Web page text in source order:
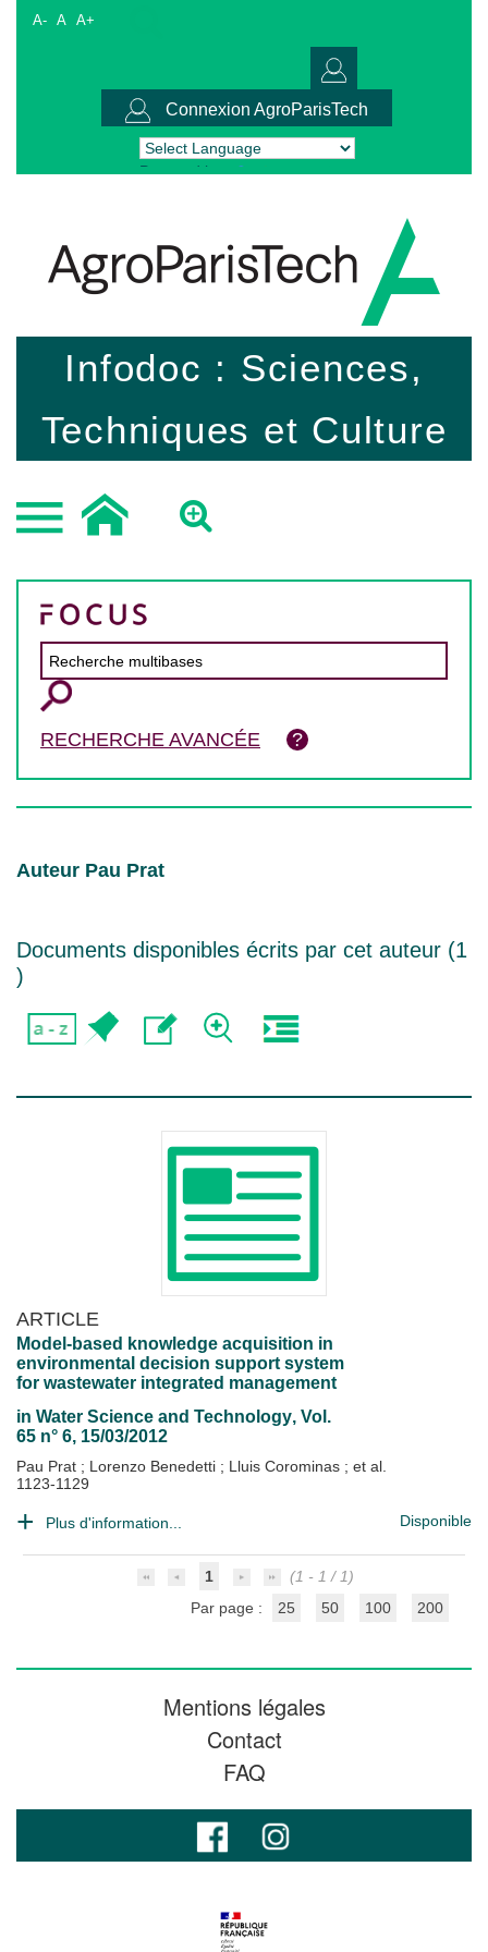
A- A A+
Connexion AgroParisTech
Powered by Translate
Infodoc : Sciences,
Techniques et Culture
RECHERCHE AVANCÉE
Auteur Pau Prat
Documents disponibles écrits par cet auteur (1
)
ARTICLE
Model-based knowledge acquisition in
environmental decision support system
for wastewater integrated management
in Water Science and Technology, Vol.
65 n° 6, 15/03/2012
Pau Prat ; Lorenzo Benedetti ; Lluis Corominas ; et al.
1123-1129
Plus d'information... Disponible
1
(1 - 1 / 1)
Par page :
25 50 100 200
Mentions légales
Contact
FAQ